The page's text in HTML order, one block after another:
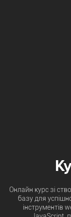
Онлайн курс зі
базу для
інструментів